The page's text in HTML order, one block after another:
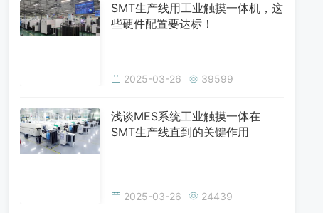
SMT生产线用工业触摸一体机，这
些硬件配置要达标！
2025-03-26 39599
浅谈MES系统工业触摸一体在
SMT生产线直到的关键作用
2025-03-26 24439